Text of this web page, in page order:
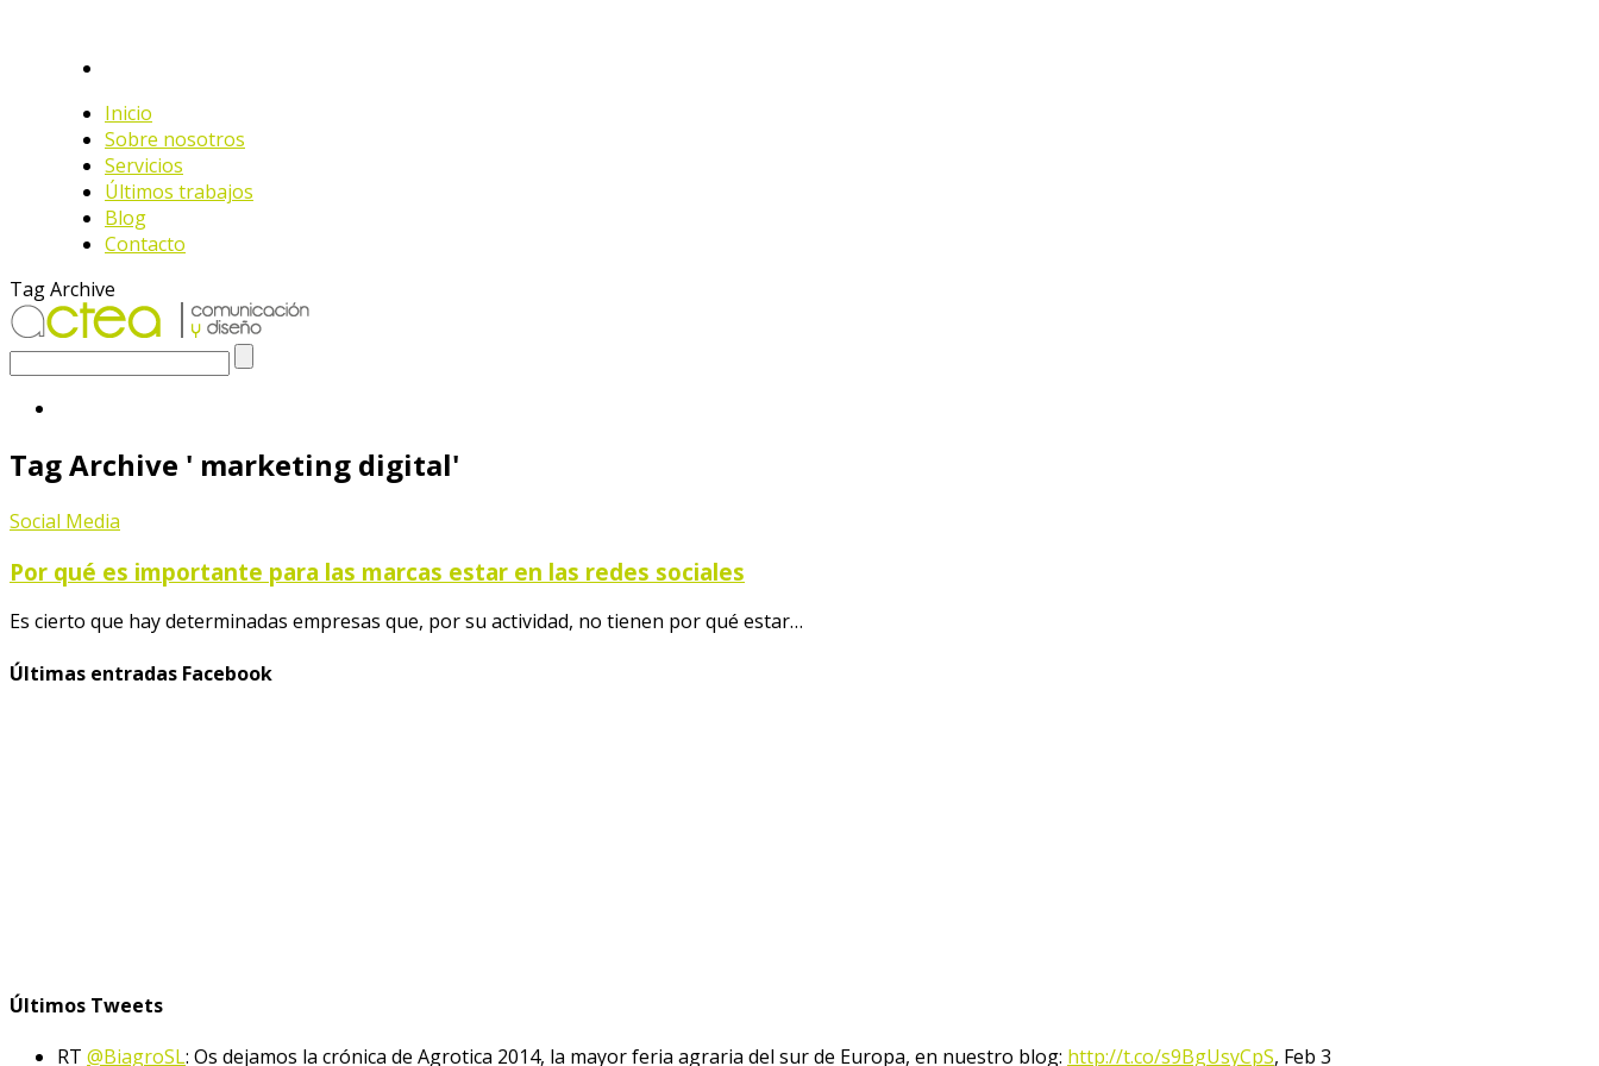
Inicio
Sobre nosotros
Servicios
Últimos trabajos
Blog
Contacto
Tag Archive
Tag Archive ' marketing digital'
Social Media
Por qué es importante para las marcas estar en las redes sociales
Es cierto que hay determinadas empresas que, por su actividad, no tienen por qué estar…
Últimas entradas Facebook
Últimos Tweets
RT @BiagroSL: Os dejamos la crónica de Agrotica 2014, la mayor feria agraria del sur de Europa, en nuestro blog: http://t.co/s9BgUsyCpS, Feb 3